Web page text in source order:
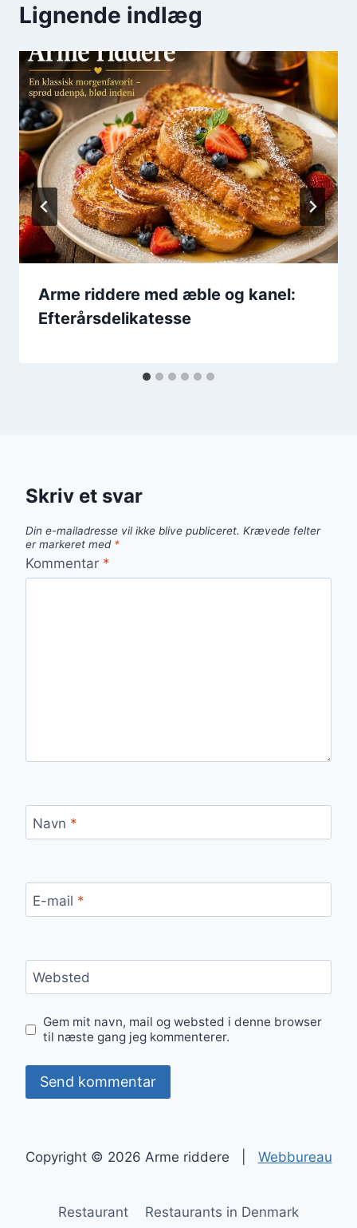
Lignende indlæg
Arme riddere med æble og kanel:
Efterårsdelikatesse
Skriv et svar
Din e-mailadresse vil ikke blive publiceret. Krævede felter
er markeret med *
Kommentar *
Navn *
E-mail *
Websted
Gem mit navn, mail og websted i denne browser
til næste gang jeg kommenterer.
Copyright © 2026 Arme riddere | Webbureau
Restaurant Restaurants in Denmark